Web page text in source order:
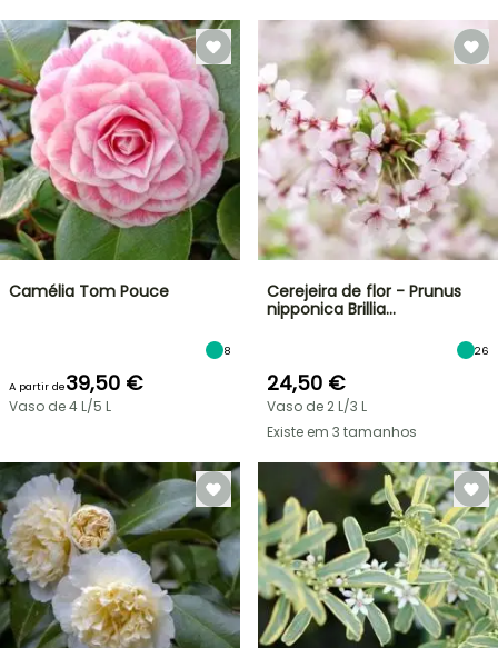
Camélia Tom Pouce
8
A partir de39,50 €
Vaso de 4 L/5 L
Cerejeira de flor - Prunus
nipponica Brillia…
26
24,50 €
Vaso de 2 L/3 L
Existe em 3 tamanhos